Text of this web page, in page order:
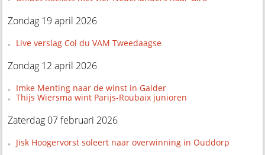
Zondag 19 april 2026
Live verslag Col du VAM Tweedaagse
Zondag 12 april 2026
Imke Menting naar de winst in Galder
Thijs Wiersma wint Parijs-Roubaix junioren
Zaterdag 07 februari 2026
Jisk Hoogervorst soleert naar overwinning in Ouddorp